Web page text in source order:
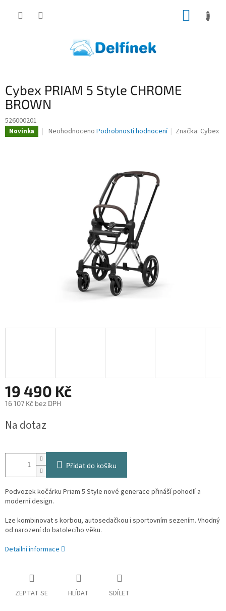
Cybex PRIAM 5 Style CHROME
BROWN
526000201
Novinka
Průměrné
Neohodnoceno Podrobnosti hodnocení Značka: Cybex
19 490 Kč
16 107 Kč bez DPH
cena:
Na dotaz
Přidat do košíku
Podvozek kočárku Priam 5 Style nové generace přináší pohodlí a
moderní design.
Lze kombinovat s korbou, autosedačkou i sportovním sezením. Vhodný
od narození do batolecího věku.
Detailní informace
ZEPTAT SE HLÍDAT SDÍLET